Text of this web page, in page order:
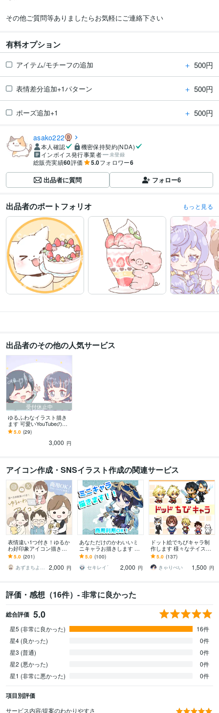
その他ご質問等ありましたらお気軽にご連絡下さい
有料オプション
アイテム/モチーフの追加 ＋ 500円
表情差分追加+1パターン ＋ 500円
ポーズ追加+1 ＋ 500円
asako222
本人確認
機密保持契約(NDA)
インボイス発行事業者
未登録
総販売実績60評価 5.0フォロワー6
出品者に質問 フォロー6
出品者のポートフォリオ もっと見る
出品者のその他の人気サービス
受付休止中
ゆるふわなイラスト描き
ます 可愛いYouTubeのサ
ムネなど、ゆるふわな絵
描きます！
5.0 (29)
3,000 円
アイコン作成・SNSイラスト作成の関連サービス
表情違い1つ付き！ゆるか
わ好印象アイコン描きま
す 商用可◎SNS/ブログ/Y
ouTube/挿絵 男女共に好
評！
5.0 (201)
あずまちよ イラストレーター
2,000 円
あなただけのかわいいミ
ニキャラお描きします 好
きなポーズ、服装、表情
で！ミニキャラお描きし
ます！！
5.0 (100)
セキレイ´
2,000 円
ドット絵でちびキャラ制
作します 様々なテイスト
のちびキャラを作成しま
す
5.0 (137)
きゃりぺい
1,500 円
評価・感想（16件）- 非常に良かった
総合評価 5.0
星5 (非常に良かった)
16件
星4 (良かった)
0件
星3 (普通)
0件
星2 (悪かった)
0件
星1 (非常に悪かった)
0件
項目別評価
サービス内容/提案のわかりやすさ